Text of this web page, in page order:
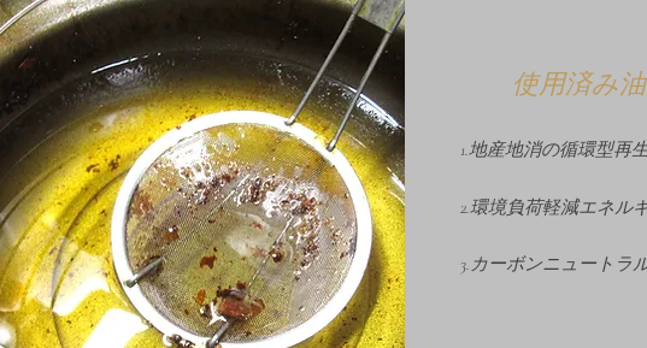
使用済み油
​1.地産地消の循環型再
2.環境負荷軽減エネル
3.カーボンニュートラ